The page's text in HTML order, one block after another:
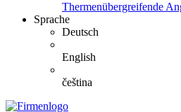
Thermenübergreifende
Sprache
Deutsch
English
čeština